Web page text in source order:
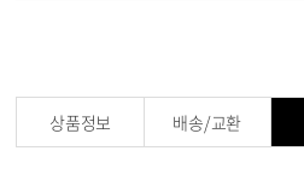
상품정보 배송/교환